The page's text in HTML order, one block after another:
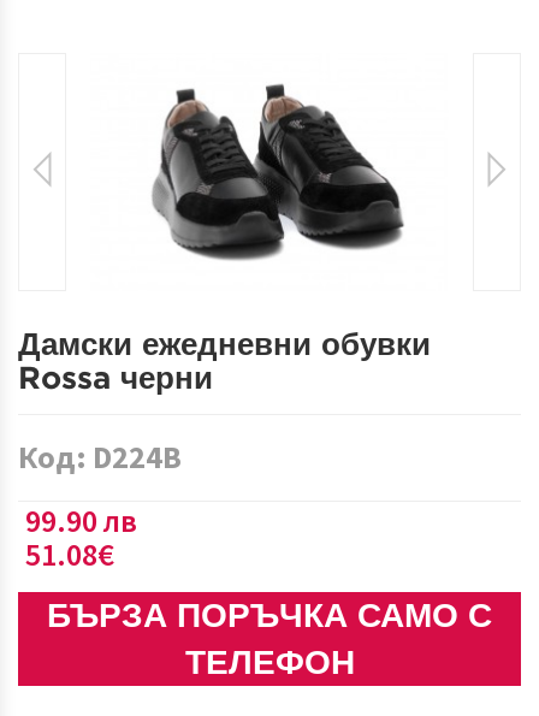
Дамски ежедневни обувки
Rossa черни
Код: D224B
99.90 лв
51.08€
БЪРЗА ПОРЪЧКА САМО С
ТЕЛЕФОН